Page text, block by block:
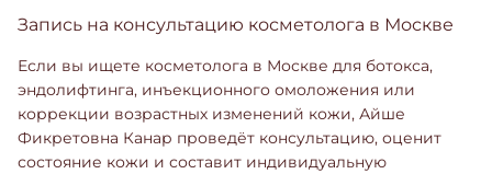
Запись на консультацию косметолога в Москве
Если вы ищете косметолога в Москве для ботокса,
эндолифтинга, инъекционного омоложения или
коррекции возрастных изменений кожи, Айше
Фикретовна Канар проведёт консультацию, оценит
состояние кожи и составит индивидуальную